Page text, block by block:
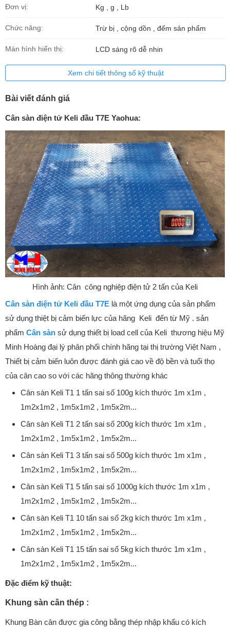
Đơn vị: Kg , g , Lb
Chức năng: Trừ bị , cộng dồn , đếm sản phẩm
Màn hình hiển thị: LCD sáng rõ dễ nhin
Xem chi tiết thông số kỹ thuật
Bài viết đánh giá
Cân sàn điện tử Keli đầu T7E Yaohua:
Hình ảnh: Cân công nghiệp điện tử 2 tấn của Keli
Cân sàn điện tử Keli đầu T7E là một ứng dụng của sản phẩm
sử dụng thiệt bị cảm biến lực của hãng Keli đến từ Mỹ . sản
phẩm Cân sàn sử dụng thiết bị load cell của Keli thương hiệu Mỹ
Minh Hoàng đại lý phân phối chính hãng tại thị trường Việt Nam ,
Thiết bị cảm biến luôn được đánh giá cao về độ bền và tuổi thọ
của cân cao so với các hãng thông thường khác
Cân sàn Keli T1 1 tấn sai số 100g kích thước 1m x1m ,
1m2x1m2 , 1m5x1m2 , 1m5x2m...
Cân sàn Keli T1 2 tấn sai số 200g kích thước 1m x1m ,
1m2x1m2 , 1m5x1m2 , 1m5x2m...
Cân sàn Keli T1 3 tấn sai số 500g kích thước 1m x1m ,
1m2x1m2 , 1m5x1m2 , 1m5x2m...
Cân sàn Keli T1 5 tấn sai số 1000g kích thước 1m x1m ,
1m2x1m2 , 1m5x1m2 , 1m5x2m...
Cân sàn Keli T1 10 tấn sai số 2kg kích thước 1m x1m ,
1m2x1m2 , 1m5x1m2 , 1m5x2m...
Cân sàn Keli T1 15 tấn sai số 5kg kích thước 1m x1m ,
1m2x1m2 , 1m5x1m2 , 1m5x2m...
Đặc điểm kỹ thuật:
Khung sàn cân thép :
Khung Bàn cân được gia công bằng thép nhập khẩu có kích